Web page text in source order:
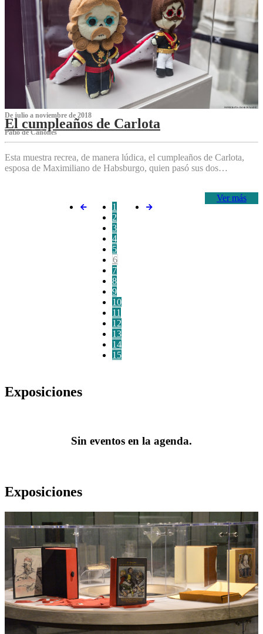
De julio a noviembre de 2018
El cumpleaños de Carlota
Patio de Cañones
Esta muestra recrea, de manera lúdica, el cumpleaños de Carlota,
esposa de Maximiliano de Habsburgo, quien pasó sus dos…
Ver más
1
2
3
4
5
6
7
8
9
10
11
12
13
14
15
Exposiciones
Sin eventos en la agenda.
Exposiciones